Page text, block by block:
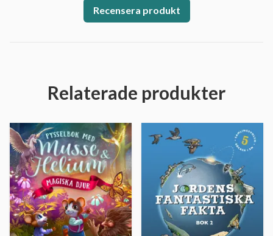
Recensera produkt
Relaterade produkter